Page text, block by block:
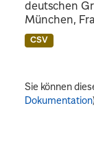
deutschen
München,
CSV
Sie können
Dokumentation